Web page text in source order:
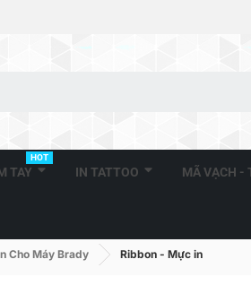
TAY
HOT
IN TATTOO MÃ VẠCH -
Cho Máy Brady Ribbon - Mực in